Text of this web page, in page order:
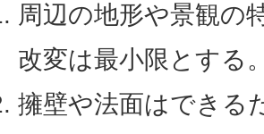
周辺の地形や景観の
改変は最小限とする
擁壁や法面はできる